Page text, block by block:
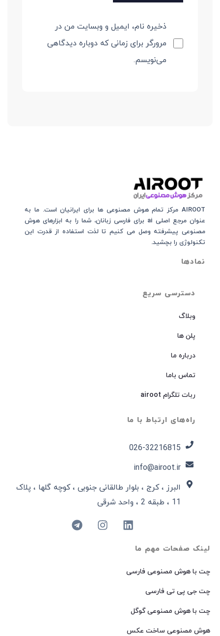
ذخیره نام، ایمیل و وبسایت من در
مرورگر برای زمانی که دوباره دیدگاهی
می‌نویسم.
لینک صفحات مهم ما
چت با هوش مصنوعی فارسی
چت جی پی تی فارسی
چت با هوش مصنوعی گوگل
هوش مصنوعی ساخت عکس
دسترسی سریع
وبلاگ
پلن ها
درباره ما
تماس باما
ربات تلگرام airoot
راه‌های ارتباط با ما
026-32216815​
info@airoot.ir
البرز ، کرج ، بلوار طالقانی جنوبی ، کوچه گلها ، پلاک
11 ، طبقه 2 ، واحد شرقی
AIROOT مرکز تمام هوش مصنوعی‌‌‌ ها برای ایرانیان است. ما به
عنوان مرجع اصلی ai برای فارسی زبانان، شما را به ابزارهای هوش
مصنوعی پیشرفته وصل می کنیم تا لذت استفاده از قدرت این
تکنولوژی را بچشید.
نمادها